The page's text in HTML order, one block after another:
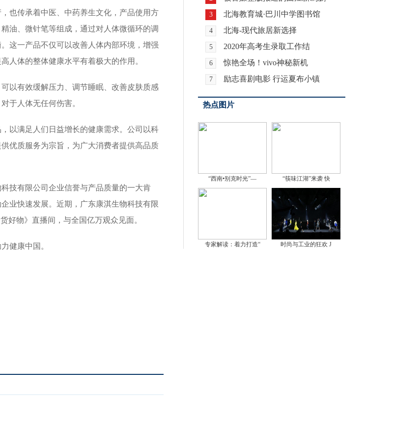
也传承着中医、中药养生文化，产品使用方
油、微针笔等组成，通过对人体微循环的调
这一产品不仅可以改善人体内部环境，增强
人体的整体健康水平有着极大的作用。
以有效缓解压力、调节睡眠、改善皮肤质感
于人体无任何伤害。
以满足人们日益增长的健康需求。公司以科
优质服务为宗旨，为广大消费者提供高品质
技有限公司企业信誉与产品质量的一大肯
业快速发展。近期，广东康淇生物科技有限
好物》直播间，与全国亿万观众见面。
健康中国。
3 北海教育城·巴川中学图书馆
4 北海-现代旅居新选择
5 2020年高考生录取工作结
6 惊艳全场！vivo神秘新机
7 励志喜剧电影 行运夏布小镇
热点图片
“西南•别克时光”— “筷味江湖”来袭 快
专家解读：着力打造“ 时尚与工业的狂欢 J